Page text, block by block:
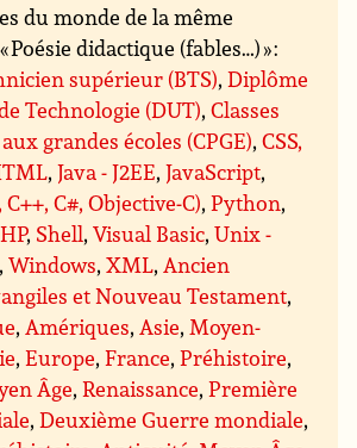
du monde de la même
Poésie didactique (fables…) » :
supérieur (BTS),Diplôme
Technologie (DUT),Classes
grandes écoles (CPGE),CSS,
,Java - J2EE,JavaScript,
C++, C#, Objective-C),Python,
, Shell,Visual Basic,Unix -
,Windows,XML, Ancien
et Nouveau Testament,
, Amériques, Asie, Moyen-
,Europe,France,Préhistoire,
Âge,Renaissance,Première
,Deuxième Guerre mondiale,